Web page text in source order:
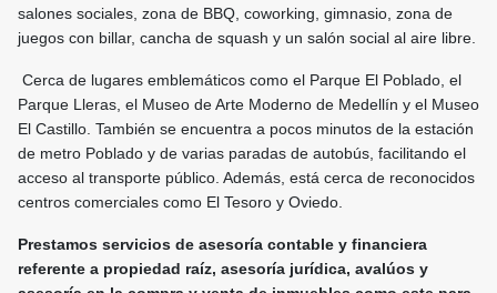
salones sociales, zona de BBQ, coworking, gimnasio, zona de
juegos con billar, cancha de squash y un salón social al aire libre.
Cerca de lugares emblemáticos como el Parque El Poblado, el
Parque Lleras, el Museo de Arte Moderno de Medellín y el Museo
El Castillo. También se encuentra a pocos minutos de la estación
de metro Poblado y de varias paradas de autobús, facilitando el
acceso al transporte público. Además, está cerca de reconocidos
centros comerciales como El Tesoro y Oviedo.
Prestamos servicios de asesoría contable y financiera
referente a propiedad raíz, asesoría jurídica, avalúos y